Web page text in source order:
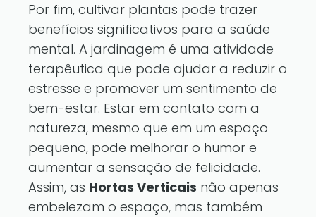
Por fim, cultivar plantas pode trazer
benefícios significativos para a saúde
mental. A jardinagem é uma atividade
terapêutica que pode ajudar a reduzir o
estresse e promover um sentimento de
bem-estar. Estar em contato com a
natureza, mesmo que em um espaço
pequeno, pode melhorar o humor e
aumentar a sensação de felicidade.
Assim, as Hortas Verticais não apenas
embelezam o espaço, mas também